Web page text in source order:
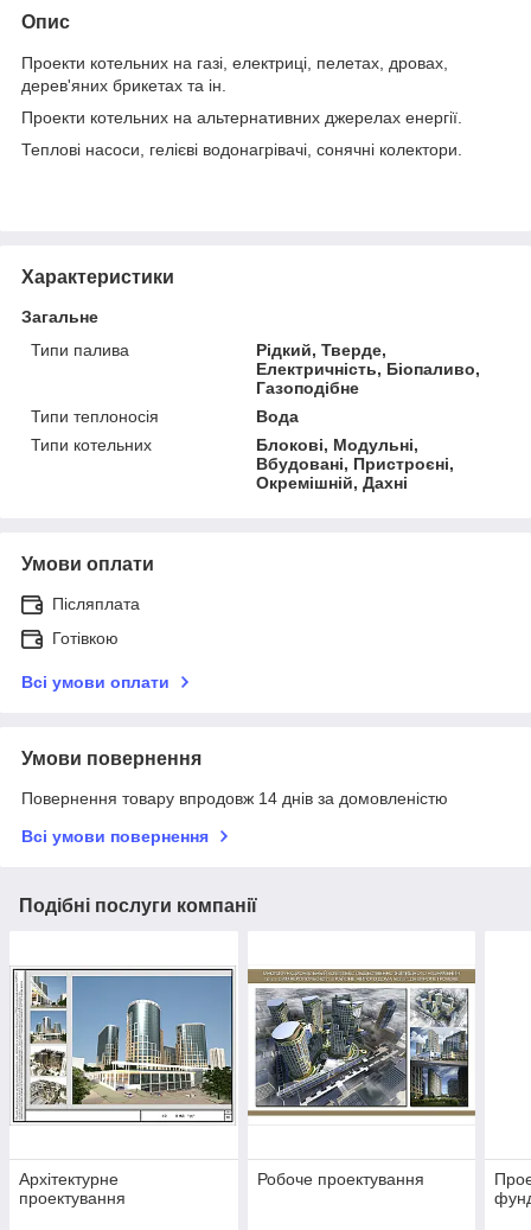
Опис
Проекти котельних на газі, електриці, пелетах, дровах,
дерев'яних брикетах та ін.
Проекти котельних на альтернативних джерелах енергії.
Теплові насоси, гелієві водонагрівачі, сонячні колектори.
Характеристики
Загальне
Типи палива
Рідкий, Тверде,
Електричність, Біопаливо,
Газоподібне
Типи теплоносія
Вода
Типи котельних
Блокові, Модульні,
Вбудовані, Пристроєні,
Окремішній, Дахні
Умови оплати
Післяплата
Готівкою
Всі умови оплати
Умови повернення
Повернення товару впродовж 14 днів за домовленістю
Всі умови повернення
Подібні послуги компанії
Архітектурне
проектування
Робоче проектування